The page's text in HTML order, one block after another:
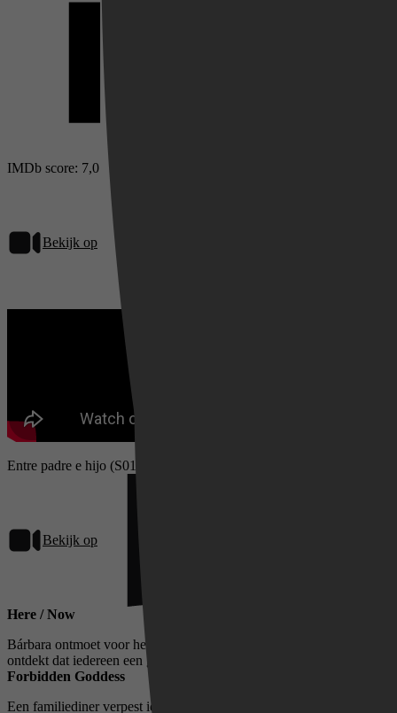
IMDb score: 7,0
Bekijk op
Entre padre e hijo (S01)
Bekijk op
Here / Now
Bárbara ontmoet voor het eerst de familie van haar verloofde en
ontdekt dat iedereen een geheim verbergt, inclusief zijzelf.
Forbidden Goddess
Een familiediner verpest ieders eetlust. De spanning tussen Álvaro